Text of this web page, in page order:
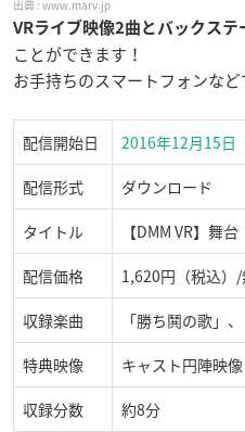
www.marv.jp
VRライブ映像2曲とバックステ
ことができます！
お手持ちのスマートフォンなど
配信開始日 2016年12月15日
配信形式 ダウンロード
タイトル 【DMM VR】舞
配信価格 1,620円（税込）
収録楽曲 「勝ち鬨の歌」
特典映像 キャスト円陣映像
収録分数 約8分